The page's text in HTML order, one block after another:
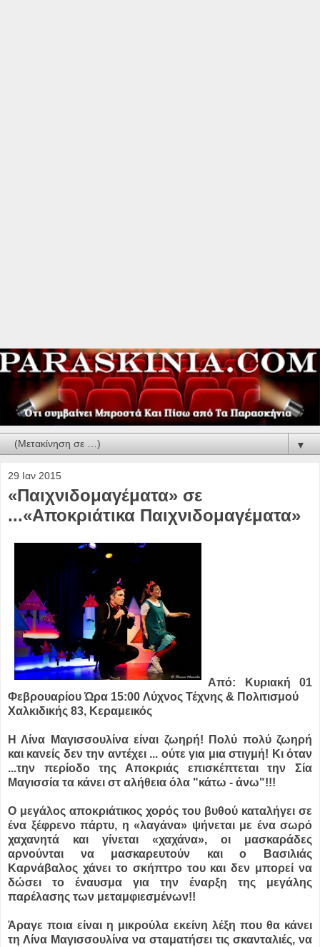
▼
29 Ιαν 2015
«Παιχνιδομαγέματα» σε
...«Αποκριάτικα Παιχνιδομαγέματα»
Από:
Κυριακή 01
ΦεβρουαρίουΏρα 15:00 Λύχνος Τέχνης & Πολιτισμού
Χαλκιδικής 83, Κεραμεικός
Η Λίνα Μαγισσουλίνα είναι ζωηρή! Πολύ πολύ ζωηρή
και κανείς δεν την αντέχει ... ούτε για μια στιγμή! Κι όταν
...την περίοδο της Αποκριάς επισκέπτεται την Σία
Μαγισσία τα κάνει στ αλήθεια όλα "κάτω - άνω"!!!
Ο μεγάλος αποκριάτικος χορός του βυθού καταλήγει σε
ένα ξέφρενο πάρτυ, η «λαγάνα» ψήνεται με ένα σωρό
χαχανητά και γίνεται «χαχάνα», οι μασκαράδες
αρνούνται να μασκαρευτούν και ο Βασιλιάς
Καρνάβαλος χάνει το σκήπτρο του και δεν μπορεί να
δώσει το έναυσμα για την έναρξη της μεγάλης
παρέλασης των μεταμφιεσμένων!!
Άραγε ποια είναι η μικρούλα εκείνη λέξη που θα κάνει
τη Λίνα Μαγισσουλίνα να σταματήσει τις σκανταλιές, να